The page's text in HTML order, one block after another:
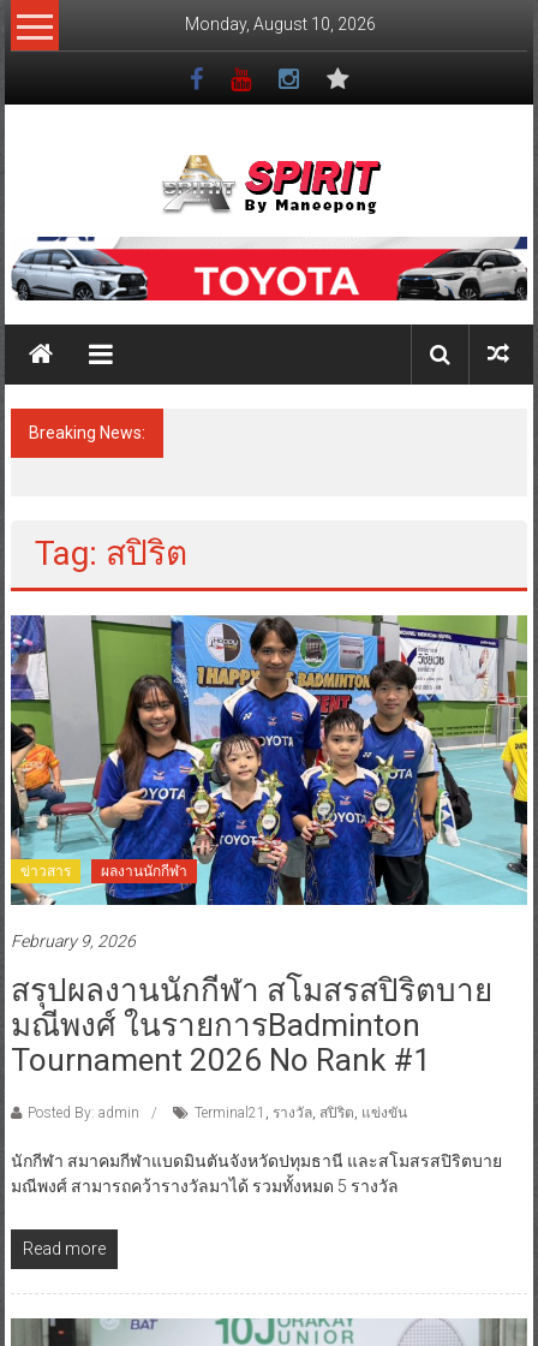
Skip
to
Monday, August 10, 2026
Spirit
Badminton
Badminton
All
You
Breaking News:
Tag: สปิริต
ข่าวสาร ผลงานนักกีฬา
February 9, 2026
สรุปผลงานนักกีฬา สโมสรสปิริตบาย
มณีพงศ์ ในรายการBadminton
Tournament 2026 No Rank #1
Posted By: admin Terminal21 , รางวัล, สปิริต, แข่งขัน
นักกีฬา สมาคมกีฬาแบดมินตันจังหวัดปทุมธานี และสโมสรสปิริตบาย
มณีพงศ์ สามารถคว้ารางวัลมาได้ รวมทั้งหมด 5 รางวัล
Read more